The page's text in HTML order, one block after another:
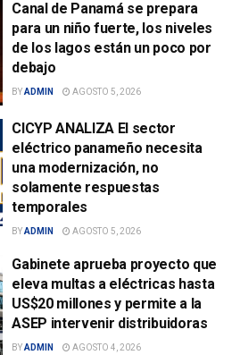
Canal de Panamá se prepara
para un niño fuerte, los niveles
de los lagos están un poco por
debajo
BYADMIN AGOSTO 5, 2026
CICYP ANALIZA El sector
eléctrico panameño necesita
una modernización, no
solamente respuestas
temporales
BYADMIN AGOSTO 5, 2026
Gabinete aprueba proyecto que
eleva multas a eléctricas hasta
US$20 millones y permite a la
ASEP intervenir distribuidoras
BYADMIN AGOSTO 4, 2026